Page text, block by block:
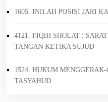
1605. INILAH POSISI JARI
4121. FIQIH SHOLAT :
TANGAN KETIKA SUJUD
1524. HUKUM
TASYAHUD